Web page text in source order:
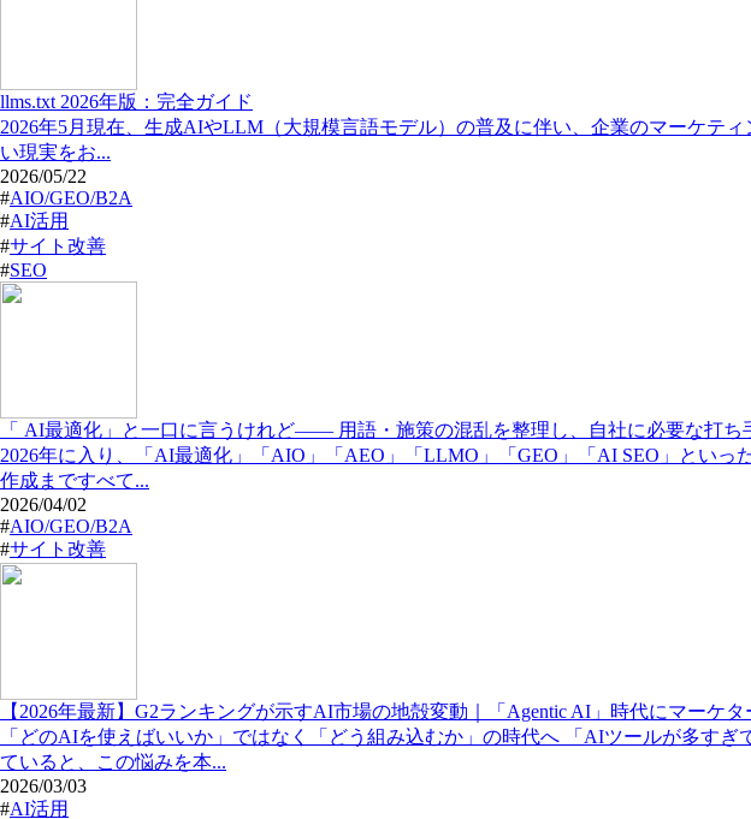
llms.txt 2026年版：完全ガイド
2026年5月現在、生成AIやLLM（大規模言語モデル）の普及に伴い、企業のマーケテ
い現実をお...
2026/05/22
#AIO/GEO/B2A
#AI活用
#サイト改善
#SEO
「 AI最適化」と一口に言うけれど—— 用語・施策の混乱を整理し、自社に必要な打ち
2026年に入り、「AI最適化」「AIO」「AEO」「LLMO」「GEO」「AI SEO」とい
作成まですべて...
2026/04/02
#AIO/GEO/B2A
#サイト改善
【2026年最新】G2ランキングが示すAI市場の地殻変動｜「Agentic AI」時代にマーケ
「どのAIを使えばいいか」ではなく「どう組み込むか」の時代へ 「AIツールが多す
ていると、この悩みを本...
2026/03/03
#AI活用